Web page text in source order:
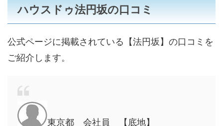
ハウスドゥ法円坂の口コミ
公式ページに掲載されている【法円坂】の口コミを
ご紹介します。
東京都 会社員 【底地】